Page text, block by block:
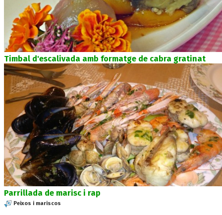
Timbal d'escalivada amb formatge de cabra gratinat
Parrillada de marisc i rap
Peixos i mariscos